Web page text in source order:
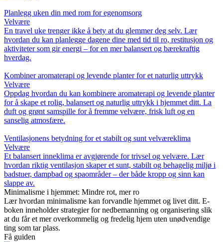
Planlegg uken din med rom for egenomsorg
Velvære
En travel uke trenger ikke å bety at du glemmer deg selv. Lær
hvordan du kan planlegge dagene dine med tid til ro, restitusjon og
aktiviteter som gir energi – for en mer balansert og bærekraftig
hverdag.
Kombiner aromaterapi og levende planter for et naturlig uttrykk
Velvære
Oppdag hvordan du kan kombinere aromaterapi og levende planter
for å skape et rolig, balansert og naturlig uttrykk i hjemmet ditt. La
duft og grønt samspille for å fremme velvære, frisk luft og en
sanselig atmosfære.
Ventilasjonens betydning for et stabilt og sunt velværeklima
Velvære
Et balansert inneklima er avgjørende for trivsel og velvære. Lær
hvordan riktig ventilasjon skaper et sunt, stabilt og behagelig miljø i
badstuer, dampbad og spaområder – der både kropp og sinn kan
slappe av.
Minimalisme i hjemmet: Mindre rot, mer ro
Lær hvordan minimalisme kan forvandle hjemmet og livet ditt. E-
boken inneholder strategier for nedbemanning og organisering slik
at du får et mer overkommelig og fredelig hjem uten unødvendige
ting som tar plass.
Få guiden